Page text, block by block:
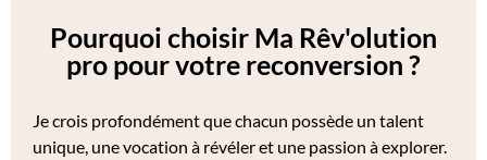
Pourquoi choisir Ma Rêv'olution
pro pour votre reconversion ?
Je crois profondément que chacun possède un talent
unique, une vocation à révéler et une passion à explorer.